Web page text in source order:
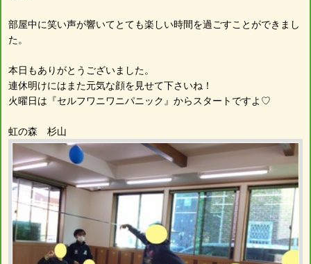
部屋中に笑い声が響いてとても楽しい時間を過ごすことができまし
た。
本日もありがとうございました。
連休明けにはまた元気な顔を見せて下さいね！
火曜日は『セルフワニワニパニック』からスタートですよ♡
虹の森 杉山